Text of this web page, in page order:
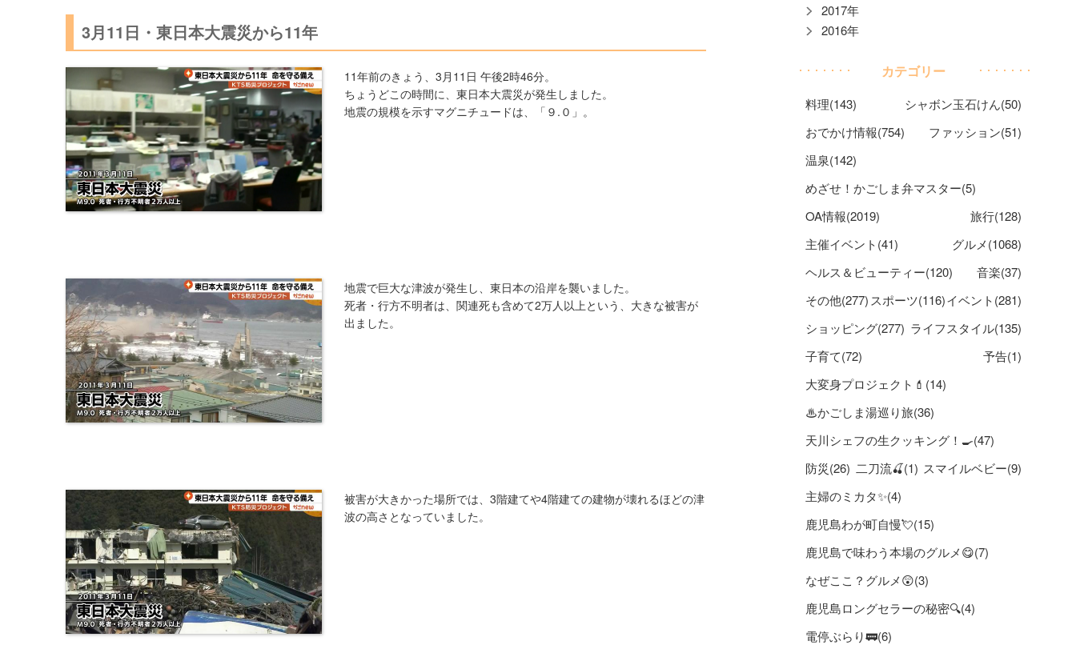
3月11日・東日本大震災から11年
11年前のきょう、3月11日 午後2時46分。
ちょうどこの時間に、東日本大震災が発生しました。
地震の規模を示すマグニチュードは、「９.０」。
地震で巨大な津波が発生し、東日本の沿岸を襲いました。
死者・行方不明者は、関連死も含めて2万人以上という、大きな被害が
出ました。
被害が大きかった場所では、3階建てや4階建ての建物が壊れるほどの津
波の高さとなっていました。
2017年
2016年
カテゴリー
料理(143)
シャボン玉石けん(50)
おでかけ情報(754)
ファッション(51)
温泉(142)
めざせ！かごしま弁マスター(5)
OA情報(2019)
旅行(128)
主催イベント(41)
グルメ(1068)
ヘルス＆ビューティー(120)
音楽(37)
その他(277) スポーツ(116)イベント(281)
ショッピング(277) ライフスタイル(135)
子育て(72)
予告(1)
大変身プロジェクト💄(14)
♨かごしま湯巡り旅(36)
天川シェフの生クッキング！🍳(47)
防災(26) 二刀流🍒(1) スマイルベビー(9)
主婦のミカタ✨(4)
鹿児島わが町自慢💘(15)
鹿児島で味わう本場のグルメ😋(7)
なぜここ？グルメ😲(3)
鹿児島ロングセラーの秘密🔍(4)
電停ぶらり🚃(6)